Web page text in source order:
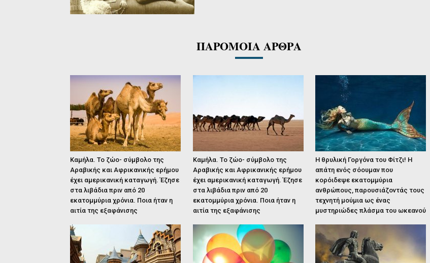
ΠΑΡΟΜΟΙΑ ΑΡΘΡΑ
Καμήλα. Το ζώο- σύμβολο της
Αραβικής και Αφρικανικής ερήμου
έχει αμερικανική καταγωγή. Έζησε
στα λιβάδια πριν από 20
εκατομμύρια χρόνια. Ποια ήταν η
αιτία της εξαφάνισης
Καμήλα. Το ζώο- σύμβολο της
Αραβικής και Αφρικανικής ερήμου
έχει αμερικανική καταγωγή. Έζησε
στα λιβάδια πριν από 20
εκατομμύρια χρόνια. Ποια ήταν η
αιτία της εξαφάνισης
Η θρυλική Γοργόνα του Φίτζι! Η
απάτη ενός σόουμαν που
κορόιδεψε εκατομμύρια
ανθρώπους, παρουσιάζοντάς τους
τεχνητή μούμια ως ένας
μυστηριώδες πλάσμα του ωκεανού